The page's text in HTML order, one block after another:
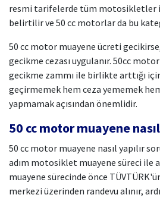
resmi tarifelerde tüm motosikletler
belirtilir ve 50 cc motorlar da bu
50 cc motor muayene ücreti
gecikme cezası uygulanır. 50cc
gecikme zammı ile birlikte arttığı
geçirmemek hem ceza yememek
yapmamak açısından önemlidir.
50 cc motor muayene nasıl
50 cc motor muayene nasıl yapılır
adım motosiklet muayene süreci ile
muayene sürecinde önce
merkezi üzerinden randevu alınır,